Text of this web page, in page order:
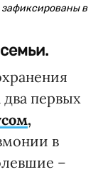
в
первых
,
в
–